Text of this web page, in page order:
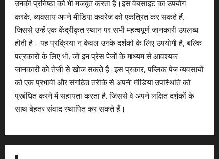
उनकी प्रतिष्ठा को भी मजबूत करता है।इस वेबसाइट का उपयोग
करके, व्यवसाय अपने मीडिया कवरेज को एकत्रित कर सकते हैं,
जिससे उन्हें एक केंद्रीकृत स्थान पर सभी महत्वपूर्ण जानकारी उपलब्ध
होती है। यह प्रक्रिया न केवल उनके दर्शकों के लिए उपयोगी है, बल्कि
पत्रकारों के लिए भी, जो इन प्रेस पेजों के माध्यम से आवश्यक
जानकारी को तेजी से खोज सकते हैं।इस प्रकार, पब्लिक पेज व्यवसायों
को एक प्रभावी और संगठित तरीके से अपनी मीडिया उपस्थिति को
प्रबंधित करने में सहायता करता है, जिससे वे अपने लक्षित दर्शकों के
साथ बेहतर संवाद स्थापित कर सकते हैं।